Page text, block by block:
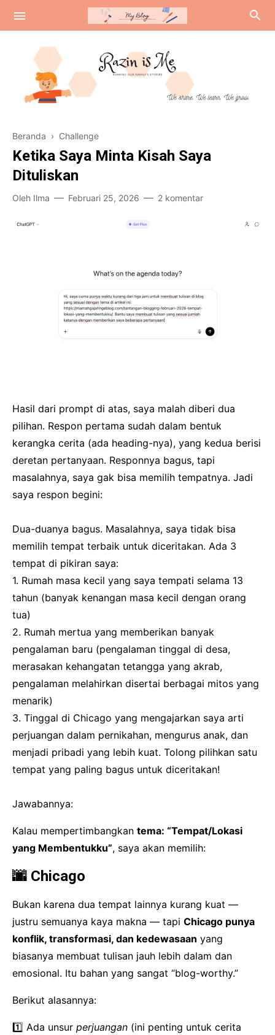
Tentang Amerika
Curhat Colongan
Beranda › Challenge
Ketika Saya Minta Kisah Saya
Dituliskan
Oleh Ilma Februari 25, 2026 2 komentar
Hasil dari prompt di atas, saya malah diberi dua
pilihan. Respon pertama sudah dalam bentuk
kerangka cerita (ada heading-nya), yang kedua berisi
deretan pertanyaan. Responnya bagus, tapi
masalahnya, saya gak bisa memilih tempatnya. Jadi
saya respon begini:
Dua-duanya bagus. Masalahnya, saya tidak bisa
memilih tempat terbaik untuk diceritakan. Ada 3
tempat di pikiran saya:
1. Rumah masa kecil yang saya tempati selama 13
tahun (banyak kenangan masa kecil dengan orang
tua)
2. Rumah mertua yang memberikan banyak
pengalaman baru (pengalaman tinggal di desa,
merasakan kehangatan tetangga yang akrab,
pengalaman melahirkan disertai berbagai mitos yang
menarik)
3. Tinggal di Chicago yang mengajarkan saya arti
perjuangan dalam pernikahan, mengurus anak, dan
menjadi pribadi yang lebih kuat. Tolong pilihkan satu
tempat yang paling bagus untuk diceritakan!
Jawabannya:
Kalau mempertimbangkan tema: “Tempat/Lokasi
yang Membentukku”, saya akan memilih:
🌆 Chicago
Bukan karena dua tempat lainnya kurang kuat —
justru semuanya kaya makna — tapi Chicago punya
konflik, transformasi, dan kedewasaan yang
biasanya membuat tulisan jauh lebih dalam dan
emosional. Itu bahan yang sangat “blog-worthy.”
Berikut alasannya:
1️⃣ Ada unsur perjuangan (ini penting untuk cerita